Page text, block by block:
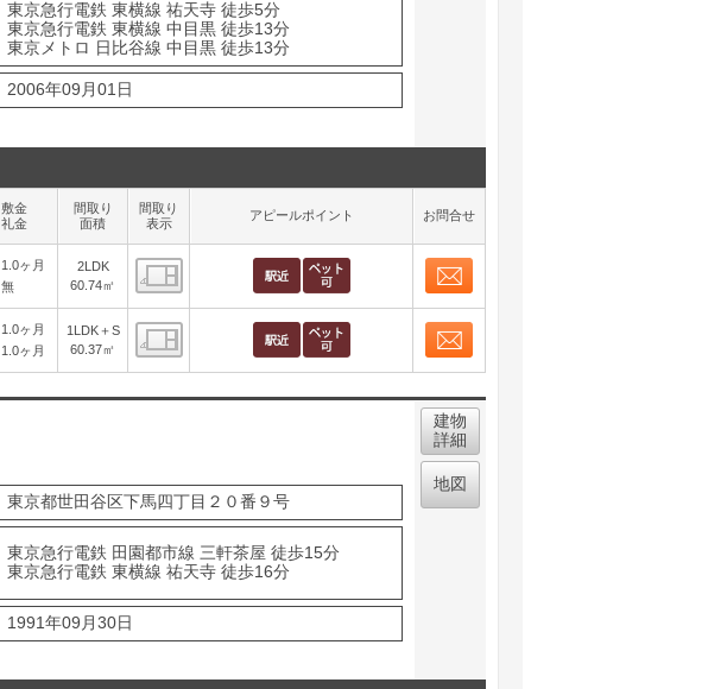
東京急行電鉄 東横線 祐天寺 徒歩5分
東京急行電鉄 東横線 中目黒 徒歩13分
東京メトロ 日比谷線 中目黒 徒歩13分
2006年09月01日
敷金
礼金
間取り
面積
間取り
表示
アピールポイント お問合せ
1.0ヶ月
無
2LDK
60.74㎡
間取り表示
1.0ヶ月
1.0ヶ月
1LDK＋S
60.37㎡
間取り表示
東京都世田谷区下馬四丁目２０番９号
東京急行電鉄 田園都市線 三軒茶屋 徒歩15分
東京急行電鉄 東横線 祐天寺 徒歩16分
1991年09月30日
建物
詳細
地図